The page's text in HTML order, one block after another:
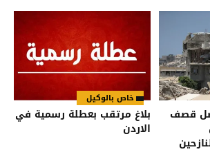
قصف
خاص بالوكيل
بلاغ مرتقب بعطلة رسمية في
الاردن